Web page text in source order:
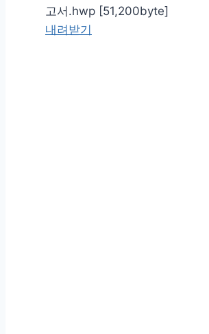
고서.hwp [51,200byte]
내려받기